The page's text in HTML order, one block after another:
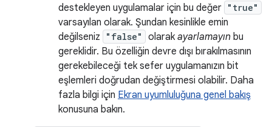
destekleyen uygulamalar için bu değer "true"
varsayılan olarak. Şundan kesinlikle emin
değilseniz
"false" olarak ayarlamayın bu
gereklidir. Bu özelliğin devre dışı bırakılmasının
gerekebileceği tek sefer uygulamanızın bit
eşlemleri doğrudan değiştirmesi olabilir. Daha
fazla bilgi için Ekran uyumluluğuna genel bakış
konusuna bakın.